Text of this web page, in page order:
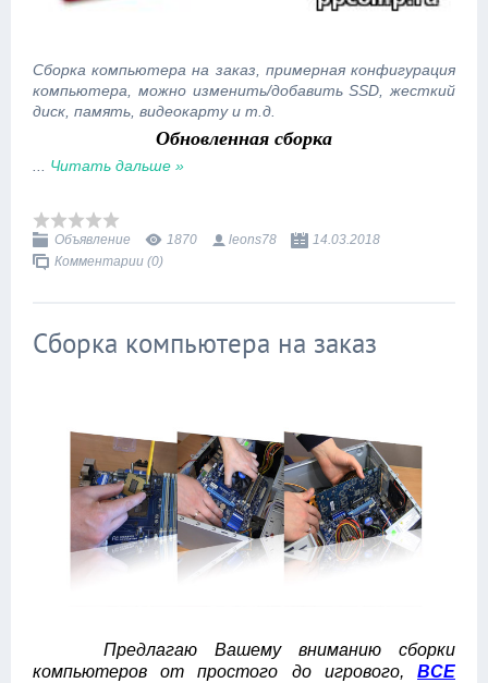
Сборка компьютера на заказ, примерная конфигурация
компьютера, можно изменить/добавить SSD, жесткий
диск, память, видеокарту и т.д.
Обновленная сборка
Читать дальше »
Объявление 1870 leons78
14.03.2018
Комментарии (0)
Сборка компьютера на заказ
Предлагаю Вашему вниманию сборки
компьютеров от простого до игрового, ВСЕ